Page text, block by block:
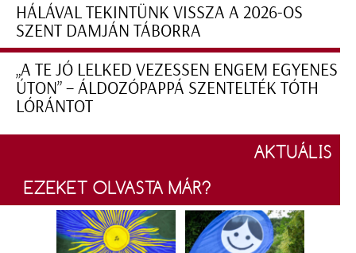
HÁLÁVAL TEKINTÜNK VISSZA A 2026-OS
SZENT DAMJÁN TÁBORRA
„A TE JÓ LELKED VEZESSEN ENGEM EGYENES
ÚTON” – ÁLDOZÓPAPPÁ SZENTELTÉK TÓTH
LÓRÁNTOT
AKTUÁLIS
EZEKET OLVASTA MÁR?